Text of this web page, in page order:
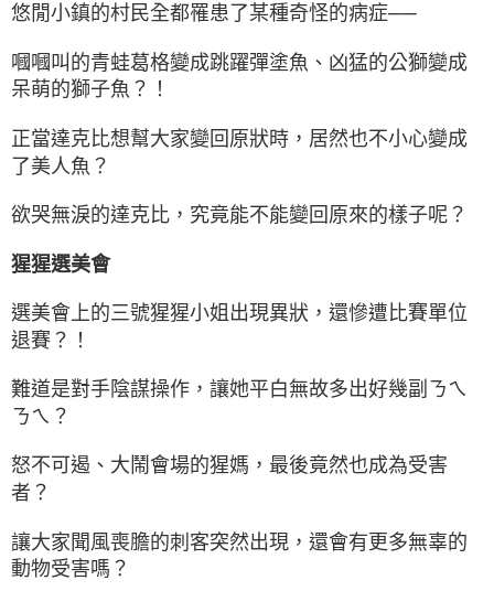
悠閒小鎮的村民全都罹患了某種奇怪的病症──
嘓嘓叫的青蛙葛格變成跳躍彈塗魚、凶猛的公獅變成
呆萌的獅子魚？！
正當達克比想幫大家變回原狀時，居然也不小心變成
了美人魚？
欲哭無淚的達克比，究竟能不能變回原來的樣子呢？
猩猩選美會
選美會上的三號猩猩小姐出現異狀，還慘遭比賽單位
退賽？！
難道是對手陰謀操作，讓她平白無故多出好幾副ㄋㄟ
ㄋㄟ？
怒不可遏、大鬧會場的猩媽，最後竟然也成為受害
者？
讓大家聞風喪膽的刺客突然出現，還會有更多無辜的
動物受害嗎？